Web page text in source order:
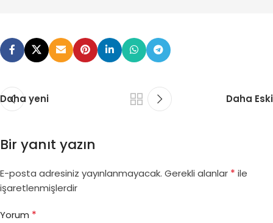
Daha yeni Daha Eski
Bir yanıt yazın
E-posta adresiniz yayınlanmayacak. Gerekli alanlar * ile
işaretlenmişlerdir
Yorum *